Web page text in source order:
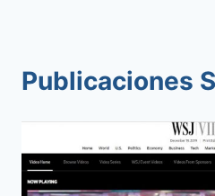
Publicaciones